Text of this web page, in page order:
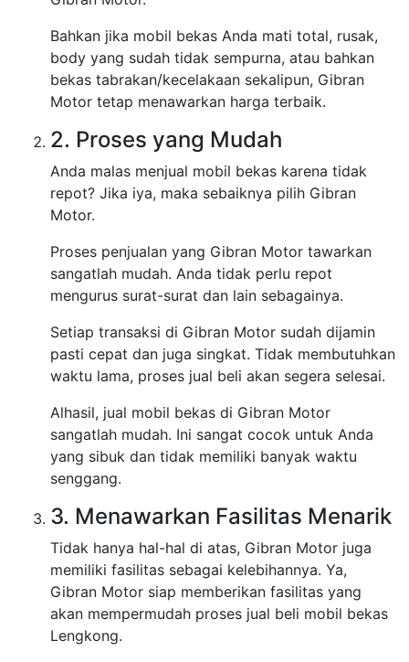
Bahkan jika mobil bekas Anda mati total, rusak,
body yang sudah tidak sempurna, atau bahkan
bekas tabrakan/kecelakaan sekalipun, Gibran
Motor tetap menawarkan harga terbaik.
2. Proses yang Mudah
Anda malas menjual mobil bekas karena tidak
repot? Jika iya, maka sebaiknya pilih Gibran
Motor.
Proses penjualan yang Gibran Motor tawarkan
sangatlah mudah. Anda tidak perlu repot
mengurus surat-surat dan lain sebagainya.
Setiap transaksi di Gibran Motor sudah dijamin
pasti cepat dan juga singkat. Tidak membutuhkan
waktu lama, proses jual beli akan segera selesai.
Alhasil, jual mobil bekas di Gibran Motor
sangatlah mudah. Ini sangat cocok untuk Anda
yang sibuk dan tidak memiliki banyak waktu
senggang.
3. Menawarkan Fasilitas Menarik
Tidak hanya hal-hal di atas, Gibran Motor juga
memiliki fasilitas sebagai kelebihannya. Ya,
Gibran Motor siap memberikan fasilitas yang
akan mempermudah proses jual beli mobil bekas
Lengkong.